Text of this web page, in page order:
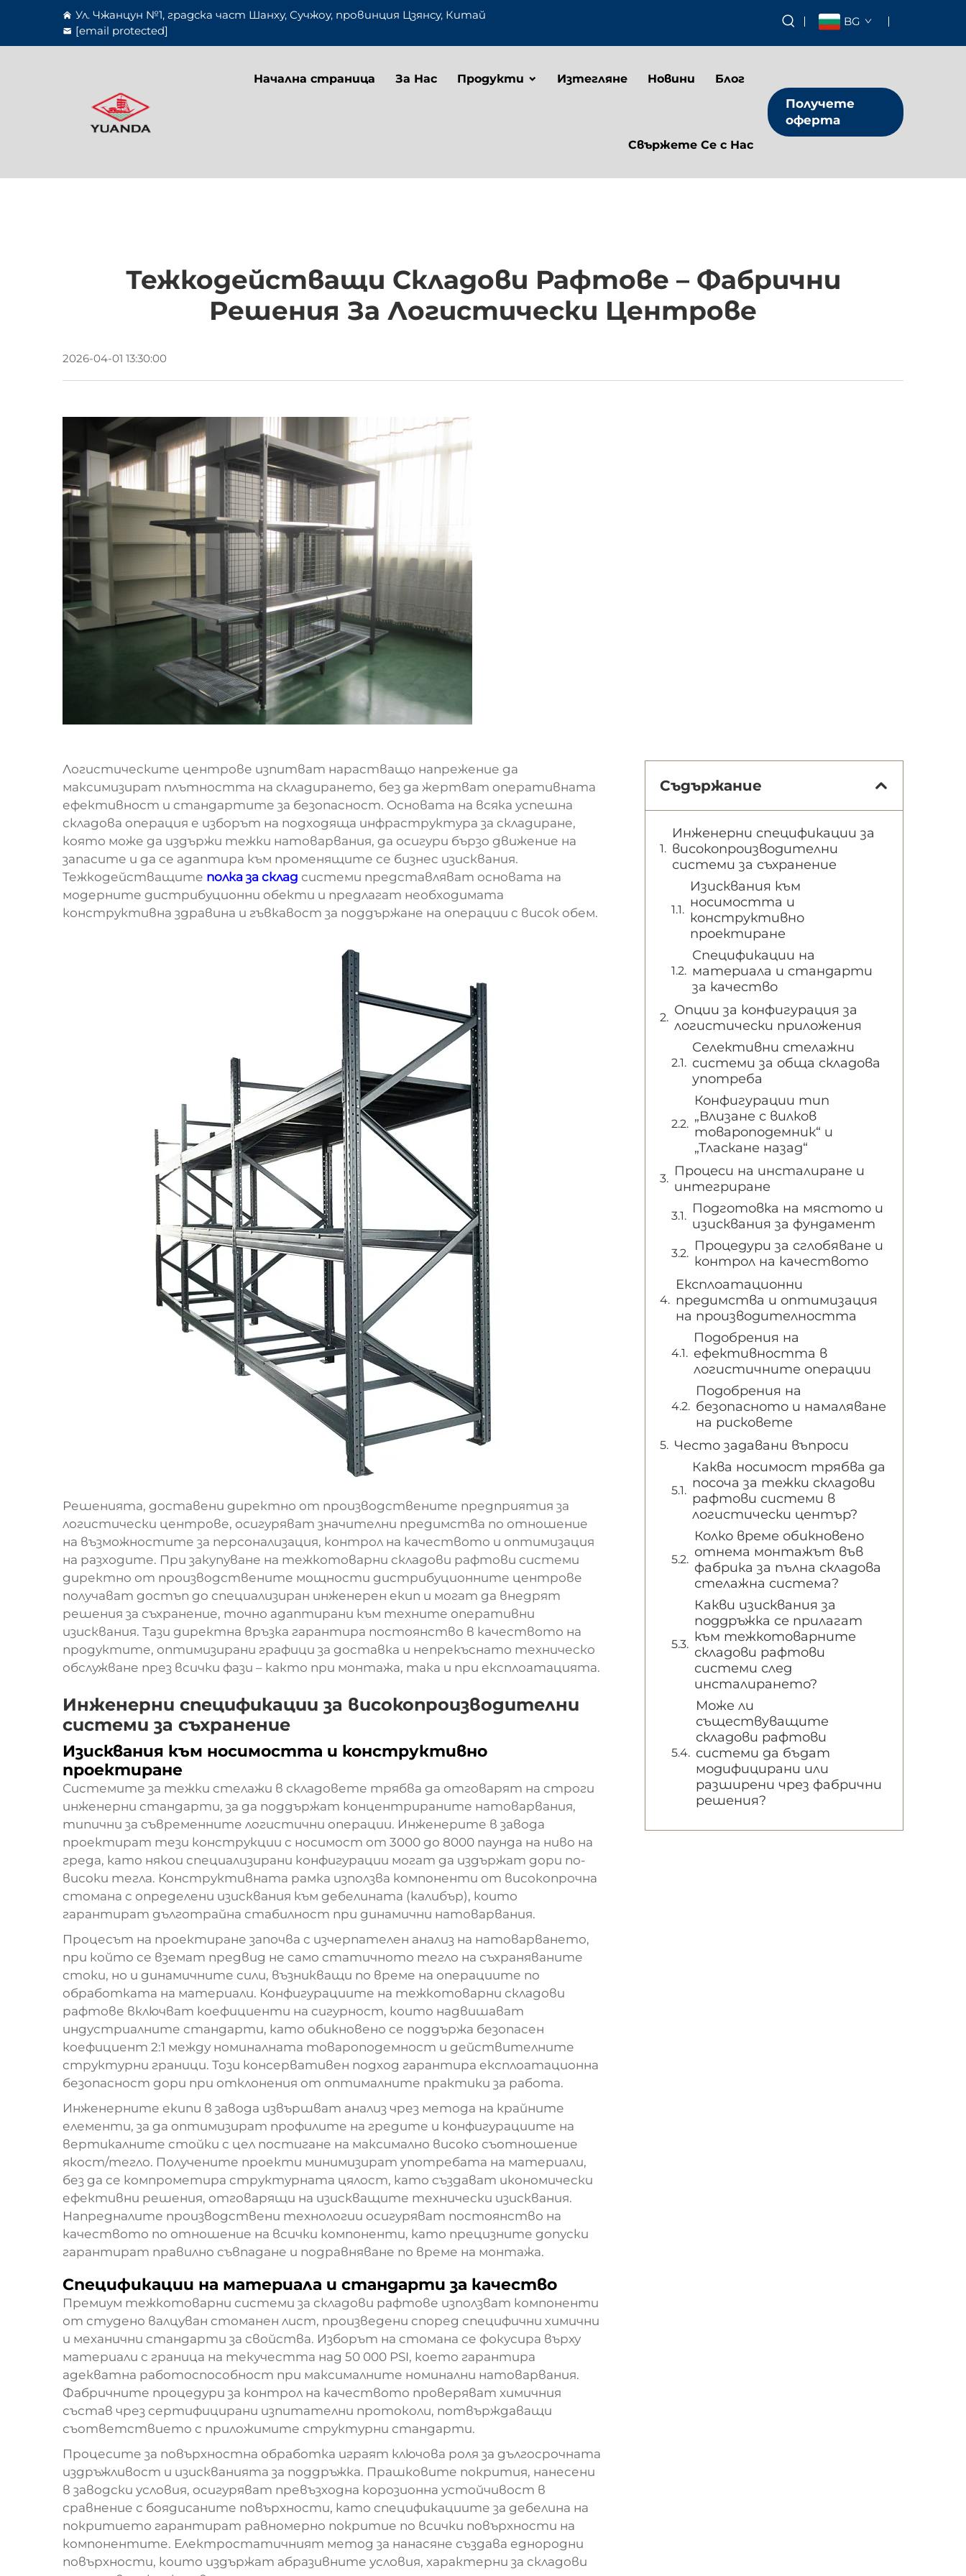
Ул. Чжанцун №1, градска част Шанху, Сучжоу, провинция Цзянсу, Китай
[email protected]
BG
Начална страница За Нас Продукти Изтегляне Новини Блог
Свържете Се с Нас
Получете
оферта
Тежкодействащи Складови Рафтове – Фабрични
Решения За Логистически Центрове
2026-04-01 13:30:00
Логистическите центрове изпитват нарастващо напрежение да
максимизират плътността на складирането, без да жертват оперативната
ефективност и стандартите за безопасност. Основата на всяка успешна
складова операция е изборът на подходяща инфраструктура за складиране,
която може да издържи тежки натоварвания, да осигури бързо движение на
запасите и да се адаптира към променящите се бизнес изисквания.
Тежкодействащите полка за склад системи представляват основата на
модерните дистрибуционни обекти и предлагат необходимата
конструктивна здравина и гъвкавост за поддържане на операции с висок обем.
Решенията, доставени директно от производствените предприятия за
логистически центрове, осигуряват значителни предимства по отношение
на възможностите за персонализация, контрол на качеството и оптимизация
на разходите. При закупуване на тежкотоварни складови рафтови системи
директно от производствените мощности дистрибуционните центрове
получават достъп до специализиран инженерен екип и могат да внедрят
решения за съхранение, точно адаптирани към техните оперативни
изисквания. Тази директна връзка гарантира постоянство в качеството на
продуктите, оптимизирани графици за доставка и непрекъснато техническо
обслужване през всички фази – както при монтажа, така и при експлоатацията.
Инженерни спецификации за високопроизводителни
системи за съхранение
Изисквания към носимостта и конструктивно
проектиране
Системите за тежки стелажи в складовете трябва да отговарят на строги
инженерни стандарти, за да поддържат концентрираните натоварвания,
типични за съвременните логистични операции. Инженерите в завода
проектират тези конструкции с носимост от 3000 до 8000 паунда на ниво на
греда, като някои специализирани конфигурации могат да издържат дори по-
високи тегла. Конструктивната рамка използва компоненти от високопрочна
стомана с определени изисквания към дебелината (калибър), които
гарантират дълготрайна стабилност при динамични натоварвания.
Процесът на проектиране започва с изчерпателен анализ на натоварването,
при който се вземат предвид не само статичното тегло на съхраняваните
стоки, но и динамичните сили, възникващи по време на операциите по
обработката на материали. Конфигурациите на тежкотоварни складови
рафтове включват коефициенти на сигурност, които надвишават
индустриалните стандарти, като обикновено се поддържа безопасен
коефициент 2:1 между номиналната товароподемност и действителните
структурни граници. Този консервативен подход гарантира експлоатационна
безопасност дори при отклонения от оптималните практики за работа.
Инженерните екипи в завода извършват анализ чрез метода на крайните
елементи, за да оптимизират профилите на гредите и конфигурациите на
вертикалните стойки с цел постигане на максимално високо съотношение
якост/тегло. Получените проекти минимизират употребата на материали,
без да се компрометира структурната цялост, като създават икономически
ефективни решения, отговарящи на изискващите технически изисквания.
Напредналите производствени технологии осигуряват постоянство на
качеството по отношение на всички компоненти, като прецизните допуски
гарантират правилно съвпадане и подравняване по време на монтажа.
Спецификации на материала и стандарти за качество
Премиум тежкотоварни системи за складови рафтове използват компоненти
от студено валцуван стоманен лист, произведени според специфични химични
и механични стандарти за свойства. Изборът на стомана се фокусира върху
материали с граница на текучестта над 50 000 PSI, което гарантира
адекватна работоспособност при максималните номинални натоварвания.
Фабричните процедури за контрол на качеството проверяват химичния
състав чрез сертифицирани изпитателни протоколи, потвърждаващи
съответствието с приложимите структурни стандарти.
Процесите за повърхностна обработка играят ключова роля за дългосрочната
издръжливост и изискванията за поддръжка. Прашковите покрития, нанесени
в заводски условия, осигуряват превъзходна корозионна устойчивост в
сравнение с боядисаните повърхности, като спецификациите за дебелина на
покритието гарантират равномерно покритие по всички повърхности на
компонентите. Електростатичният метод за нанасяне създава еднородни
повърхности, които издържат абразивните условия, характерни за складови
Съдържание
Инженерни спецификации за
високопроизводителни
системи за съхранение
Изисквания към
носимостта и
конструктивно
проектиране
Спецификации на
материала и стандарти
за качество
Опции за конфигурация за
логистически приложения
Селективни стелажни
системи за обща складова
употреба
Конфигурации тип
„Влизане с вилков
товароподемник“ и
„Тласкане назад“
Процеси на инсталиране и
интегриране
Подготовка на мястото и
изисквания за фундамент
Процедури за сглобяване и
контрол на качеството
Експлоатационни
предимства и оптимизация
на производителността
Подобрения на
ефективността в
логистичните операции
Подобрения на
безопасното и намаляване
на рисковете
Често задавани въпроси
Каква носимост трябва да
посоча за тежки складови
рафтови системи в
логистически център?
Колко време обикновено
отнема монтажът във
фабрика за пълна складова
стелажна система?
Какви изисквания за
поддръжка се прилагат
към тежкотоварните
складови рафтови
системи след
инсталирането?
Може ли
съществуващите
складови рафтови
системи да бъдат
модифицирани или
разширени чрез фабрични
решения?